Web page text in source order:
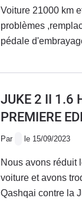
Voiture 21000 km et déjà des
problèmes ,remplacement de la
pédale d'embrayage et le support prise
problèmes le compteur electronique
stop start rdv avec le garage la
semaine prochaine, au niveau comfort
JUKE 2 II 1.6
PREMIERE
Par le 15/09/2023
Nous avons réduit
voiture et avons
Qashqai contre la